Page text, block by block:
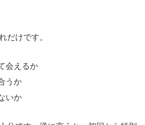
だけです。
会えるか
うか
いか